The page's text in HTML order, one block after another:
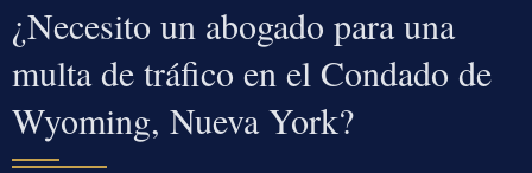
¿Necesito un abogado para una
multa de tráfico en el Condado de
Wyoming, Nueva York?